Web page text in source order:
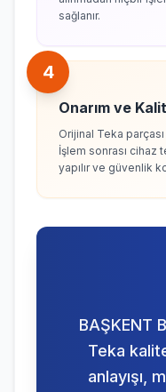
sağlanır.
4
Onarım ve
Orijinal Teka
İşlem sonrası cihaz
yapılır ve güvenlik
BAŞKENT
Teka
anlayışı,